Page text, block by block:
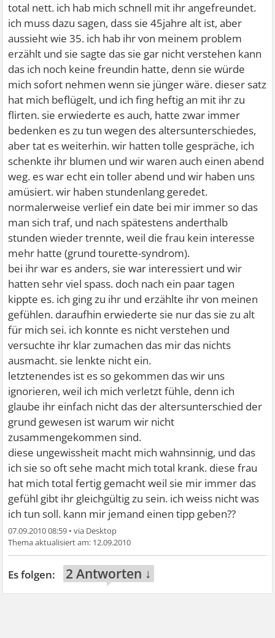
total nett. ich hab mich schnell mit ihr angefreundet.
ich muss dazu sagen, dass sie 45jahre alt ist, aber
aussieht wie 35. ich hab ihr von meinem problem
erzählt und sie sagte das sie gar nicht verstehen kann
das ich noch keine freundin hatte, denn sie würde
mich sofort nehmen wenn sie jünger wäre. dieser satz
hat mich beflügelt, und ich fing heftig an mit ihr zu
flirten. sie erwiederte es auch, hatte zwar immer
bedenken es zu tun wegen des altersunterschiedes,
aber tat es weiterhin. wir hatten tolle gespräche, ich
schenkte ihr blumen und wir waren auch einen abend
weg. es war echt ein toller abend und wir haben uns
amüsiert. wir haben stundenlang geredet.
normalerweise verlief ein date bei mir immer so das
man sich traf, und nach spätestens anderthalb
stunden wieder trennte, weil die frau kein interesse
mehr hatte (grund tourette-syndrom).
bei ihr war es anders, sie war interessiert und wir
hatten sehr viel spass. doch nach ein paar tagen
kippte es. ich ging zu ihr und erzählte ihr von meinen
gefühlen. daraufhin erwiederte sie nur das sie zu alt
für mich sei. ich konnte es nicht verstehen und
versuchte ihr klar zumachen das mir das nichts
ausmacht. sie lenkte nicht ein.
letztenendes ist es so gekommen das wir uns
ignorieren, weil ich mich verletzt fühle, denn ich
glaube ihr einfach nicht das der altersunterschied der
grund gewesen ist warum wir nicht
zusammengekommen sind.
diese ungewissheit macht mich wahnsinnig, und das
ich sie so oft sehe macht mich total krank. diese frau
hat mich total fertig gemacht weil sie mir immer das
gefühl gibt ihr gleichgültig zu sein. ich weiss nicht was
ich tun soll. kann mir jemand einen tipp geben??
07.09.2010 08:59 •
12.09.2010
2 Antworten ↓